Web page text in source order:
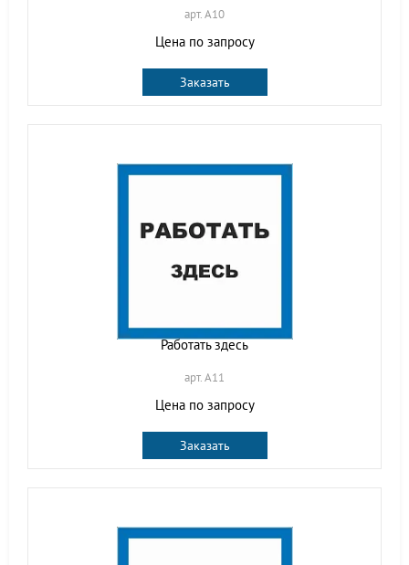
арт. A10
Цена по запросу
Заказать
Работать здесь
арт. A11
Цена по запросу
Заказать